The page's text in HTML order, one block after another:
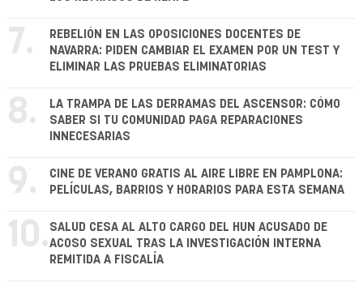
7.
REBELIÓN EN LAS OPOSICIONES DOCENTES DE
NAVARRA: PIDEN CAMBIAR EL EXAMEN POR UN TEST Y
ELIMINAR LAS PRUEBAS ELIMINATORIAS
8.
LA TRAMPA DE LAS DERRAMAS DEL ASCENSOR: CÓMO
SABER SI TU COMUNIDAD PAGA REPARACIONES
INNECESARIAS
9.
CINE DE VERANO GRATIS AL AIRE LIBRE EN PAMPLONA:
PELÍCULAS, BARRIOS Y HORARIOS PARA ESTA SEMANA
10. SALUD CESA AL ALTO CARGO DEL HUN ACUSADO DE
ACOSO SEXUAL TRAS LA INVESTIGACIÓN INTERNA
REMITIDA A FISCALÍA